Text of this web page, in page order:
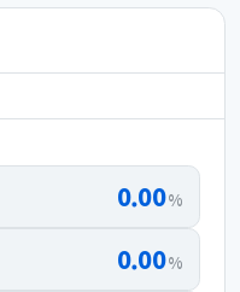
0.00%
0.00%